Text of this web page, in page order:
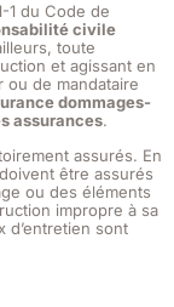
1 du Code de
civile
toute
et agissant en
ou de mandataire
dommages-
assurances.
assurés. En
être assurés
ou des éléments
impropre à sa
d’entretien sont